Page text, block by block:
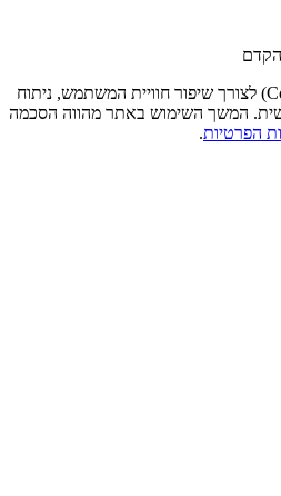
האתר משתמש בעוגיות (Cookies) לצורך שיפור חוויית המשתמש, ניתוח
המשך השימוש באתר מהווה הסכמה
הפרטיות.